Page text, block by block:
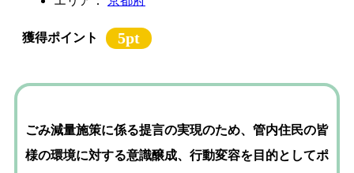
獲得ポイント 5pt
ごみ減量施策に係る提言の実現のため、管内住民の皆
様の環境に対する意識醸成、行動変容を目的としてポ